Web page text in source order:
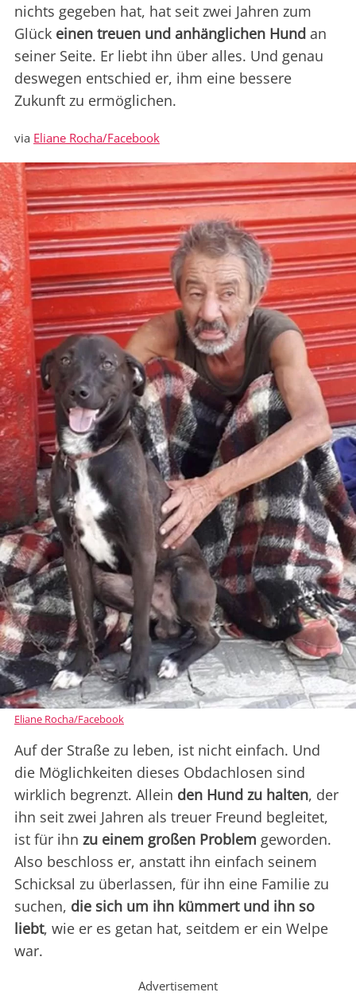
nichts gegeben hat, hat seit zwei Jahren zum
Glück einen treuen und anhänglichen Hund an
seiner Seite. Er liebt ihn über alles. Und genau
deswegen entschied er, ihm eine bessere
Zukunft zu ermöglichen.
via Eliane Rocha/Facebook
Eliane Rocha/Facebook
Auf der Straße zu leben, ist nicht einfach. Und
die Möglichkeiten dieses Obdachlosen sind
wirklich begrenzt. Allein den Hund zu halten, der
ihn seit zwei Jahren als treuer Freund begleitet,
ist für ihn zu einem großen Problem geworden.
Also beschloss er, anstatt ihn einfach seinem
Schicksal zu überlassen, für ihn eine Familie zu
suchen, die sich um ihn kümmert und ihn so
liebt, wie er es getan hat, seitdem er ein Welpe
war.
Advertisement